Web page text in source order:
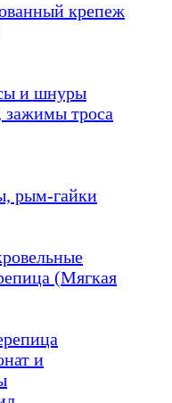
крепеж
и шнуры
троса
рым-гайки
(Мягкая
и